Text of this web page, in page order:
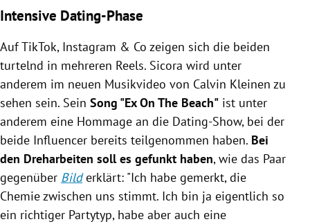
Intensive Dating-Phase
Auf TikTok, Instagram & Co zeigen sich die beiden
turtelnd in mehreren Reels. Sicora wird unter
anderem im neuen Musikvideo von Calvin Kleinen zu
sehen sein. Sein Song "Ex On The Beach" ist unter
anderem eine Hommage an die Dating-Show, bei der
beide Influencer bereits teilgenommen haben. Bei
den Dreharbeiten soll es gefunkt haben, wie das Paar
gegenüber Bilderklärt: "Ich habe gemerkt, die
Chemie zwischen uns stimmt. Ich bin ja eigentlich so
ein richtiger Partytyp, habe aber auch eine